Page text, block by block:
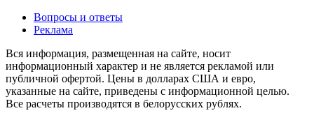
Вопросы и ответы
Реклама
Вся информация, размещенная на сайте, носит
информационный характер и не является рекламой или
публичной офертой. Цены в долларах США и евро,
указанные на сайте, приведены с информационной целью.
Все расчеты производятся в белорусских рублях.